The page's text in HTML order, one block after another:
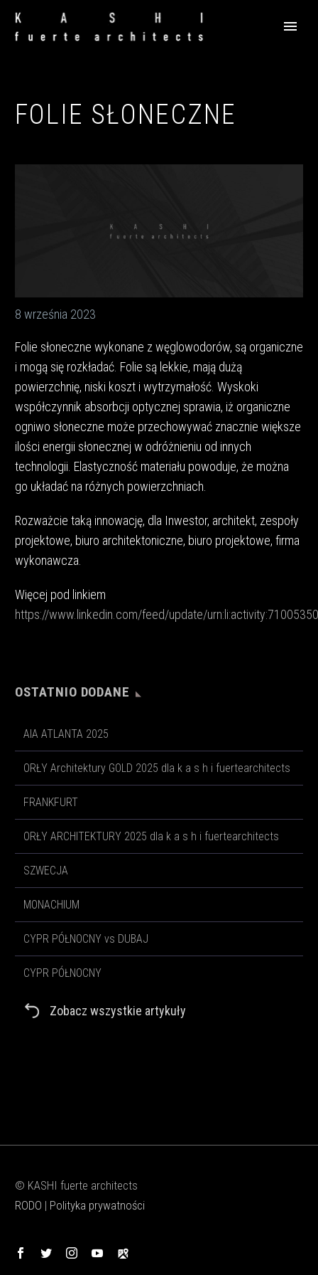
FOLIE SŁONECZNE
8 września 2023
Folie słoneczne wykonane z węglowodorów, są organiczne
i mogą się rozkładać. Folie są lekkie, mają dużą
powierzchnię, niski koszt i wytrzymałość. Wyskoki
współczynnik absorbcji optycznej sprawia, iż organiczne
ogniwo słoneczne może przechowywać znacznie większe
ilości energii słonecznej w odróżnieniu od innych
technologii. Elastyczność materiału powoduje, że można
go układać na różnych powierzchniach.
Rozważcie taką innowację, dla Inwestor, architekt, zespoły
projektowe, biuro architektoniczne, biuro projektowe, firma
wykonawcza.
Więcej pod linkiem
https://www.linkedin.com/feed/update/
OSTATNIO DODANE
AIA ATLANTA 2025
ORŁY Architektury GOLD 2025 dla k a s h i fuertearchitects
FRANKFURT
ORŁY ARCHITEKTURY 2025 dla k a s h i fuertearchitects
SZWECJA
MONACHIUM
CYPR PÓŁNOCNY vs DUBAJ
CYPR PÓŁNOCNY
Zobacz wszystkie artykuły
© KASHI fuerte architects
RODO | Polityka prywatności